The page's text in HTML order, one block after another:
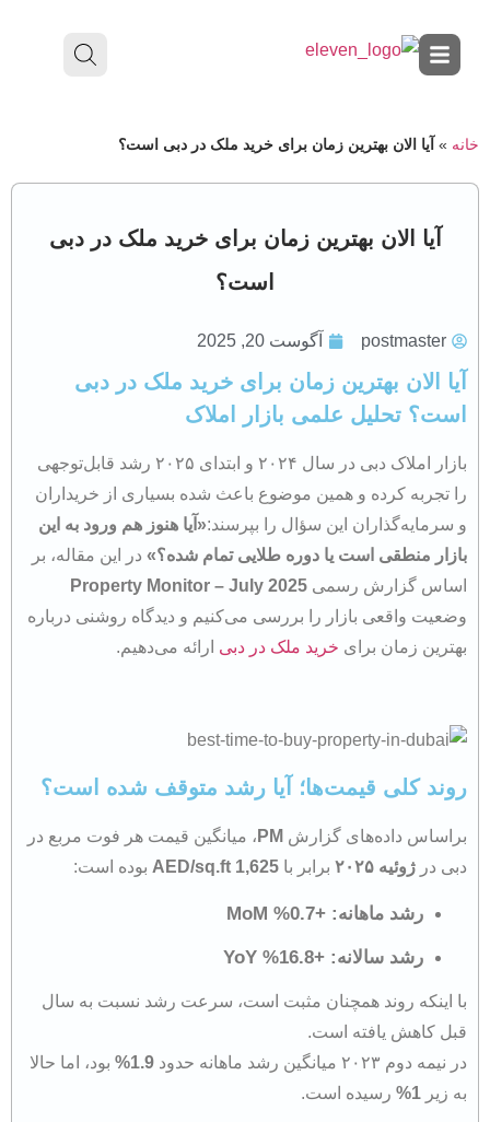
خانه » آیا الان بهترین زمان برای خرید ملک در دبی است؟
آیا الان بهترین زمان برای خرید ملک در دبی
است؟
postmaster آگوست 20, 2025
آیا الان بهترین زمان برای خرید ملک در دبی
است؟ تحلیل علمی بازار املاک
بازار املاک دبی در سال ۲۰۲۴ و ابتدای ۲۰۲۵ رشد قابل‌توجهی
را تجربه کرده و همین موضوع باعث شده بسیاری از خریداران
و سرمایه‌گذاران این سؤال را بپرسند:«آیا هنوز هم ورود به این
بازار منطقی است یا دوره طلایی تمام شده؟» در این مقاله، بر
اساس گزارش رسمی Property Monitor – July 2025
وضعیت واقعی بازار را بررسی می‌کنیم و دیدگاه روشنی درباره
بهترین زمان برای خرید ملک در دبی ارائه می‌دهیم.
روند کلی قیمت‌ها؛ آیا رشد متوقف شده است؟
براساس داده‌های گزارش PM ، میانگین قیمت هر فوت مربع در
دبی در ژوئیه ۲۰۲۵ برابر با 1,625 AED/sq.ft بوده است:
رشد ماهانه: +0.7% MoM
رشد سالانه: +16.8% YoY
با اینکه روند همچنان مثبت است، سرعت رشد نسبت به سال
قبل کاهش یافته است.
در نیمه دوم ۲۰۲۳ میانگین رشد ماهانه حدود
1.9%
بود، اما حالا
به زیر 1% رسیده است.